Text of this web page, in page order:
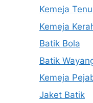
Kemeja
Kemeja
Batik Bola
Batik
Kemeja
Jaket Batik